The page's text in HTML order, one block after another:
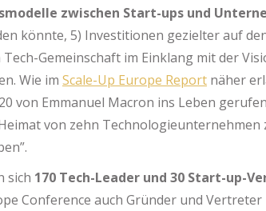
zwischen Start-ups und
könnte, 5) Investitionen gezielter auf
Gemeinschaft im Einklang mit der
Wie im Scale-Up Europe Report näher
von Emmanuel Macron ins Leben
von zehn
sich 170 Tech-Leader und 30 Start-up-
Conference auch Gründer und